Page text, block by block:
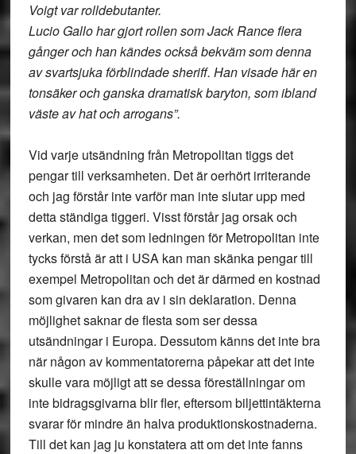
Voigt var rolldebutanter.
Lucio Gallo har gjort rollen som Jack Rance flera
gånger och han kändes också bekväm som denna
av svartsjuka förblindade sheriff. Han visade här en
tonsäker och ganska dramatisk baryton, som ibland
väste av hat och arrogans”.
Vid varje utsändning från Metropolitan tiggs det
pengar till verksamheten. Det är oerhört irriterande
och jag förstår inte varför man inte slutar upp med
detta ständiga tiggeri. Visst förstår jag orsak och
verkan, men det som ledningen för Metropolitan inte
tycks förstå är att i USA kan man skänka pengar till
exempel Metropolitan och det är därmed en kostnad
som givaren kan dra av i sin deklaration. Denna
möjlighet saknar de flesta som ser dessa
utsändningar i Europa. Dessutom känns det inte bra
när någon av kommentatorerna påpekar att det inte
skulle vara möjligt att se dessa föreställningar om
inte bidragsgivarna blir fler, eftersom biljettintäkterna
svarar för mindre än halva produktionskostnaderna.
Till det kan jag ju konstatera att om det inte fanns